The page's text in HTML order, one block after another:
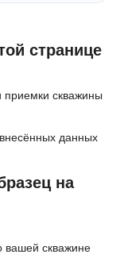
странице
приемки скважины
данных
на
вашей скважине